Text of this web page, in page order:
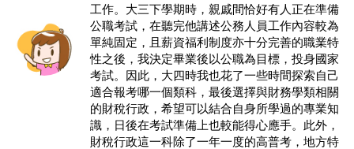
工作。大三下學期時，親戚間恰好有人正在準備
公職考試，在聽完他講述公務人員工作內容較為
單純固定，且薪資福利制度亦十分完善的職業特
性之後，我決定畢業後以公職為目標，投身國家
考試。因此，大四時我也花了一些時間探索自己
適合報考哪一個類科，最後選擇與財務學類相關
的財稅行政，希望可以結合自身所學過的專業知
識，日後在考試準備上也較能得心應手。此外，
財稅行政這一科除了一年一度的高普考，地方特